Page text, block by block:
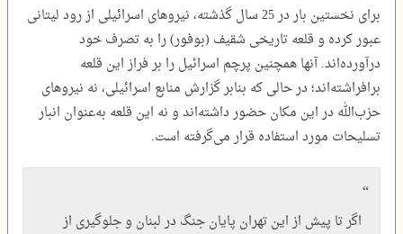
برای نخستین بار در 25 سال گذشته، نیروهای اسرائیلی از رود لیتانی
عبور کرده و قلعه تاریخی شقیف (بوفور) را به تصرف خود
درآورده‌اند. آنها همچنین پرچم اسرائیل را بر فراز این قلعه
برافراشته‌اند؛ در حالی که بنابر گزارش منابع اسرائیلی، نه نیروهای
حزب‌الله در این مکان حضور داشته‌اند و نه این قلعه به‌عنوان انبار
تسلیحات مورد استفاده قرار می‌گرفته است.
اگر تا پیش از این تهران پایان جنگ در لبنان و جلوگیری از